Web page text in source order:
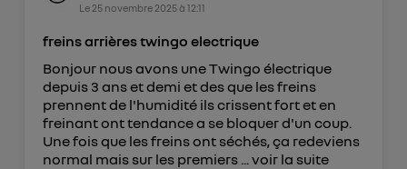
Le 25 novembre 2025à 12:11
freins arrières twingo electrique
Bonjour nous avons une Twingo électrique
depuis 3 ans et demi et des que les freins
prennent de l'humidité ils crissent fort et en
freinant ont tendance a se bloquer d'un coup.
Une fois que les freins ont séchés, ça redeviens
normal mais sur les premiers ... voir la suite